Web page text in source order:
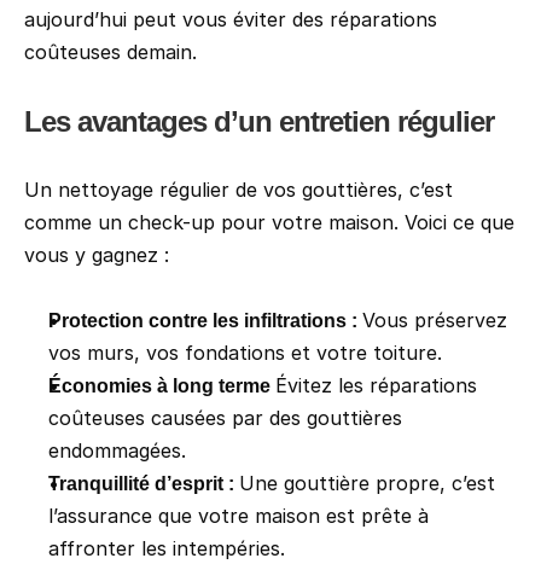
aujourd’hui peut vous éviter des réparations
coûteuses demain.
Les avantages d’un entretien régulier
Un nettoyage régulier de vos gouttières, c’est
comme un check-up pour votre maison. Voici ce que
vous y gagnez :
Protection contre les infiltrations : Vous préservez
vos murs, vos fondations et votre toiture.
Économies à long terme Évitez les réparations
coûteuses causées par des gouttières
endommagées.
Tranquillité d’esprit : Une gouttière propre, c’est
l’assurance que votre maison est prête à
affronter les intempéries.